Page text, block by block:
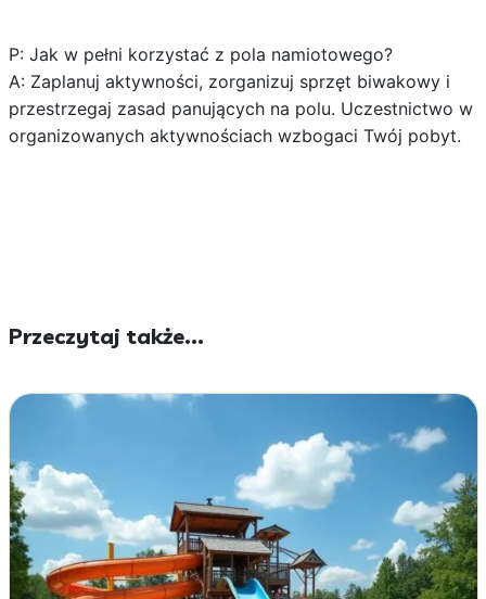
P: Jak w pełni korzystać z pola namiotowego?
A: Zaplanuj aktywności, zorganizuj sprzęt biwakowy i
przestrzegaj zasad panujących na polu. Uczestnictwo w
organizowanych aktywnościach wzbogaci Twój pobyt.
Przeczytaj także...